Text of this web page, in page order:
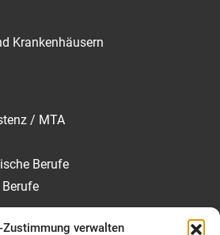
verwalten
Krankenhäusern
/ MTA
Berufe